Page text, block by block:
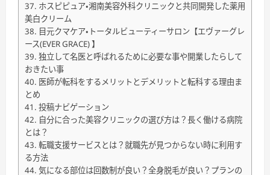
ホスピピュア・湘南美容外科クリニックと共同開発した薬用
美白クリーム
目元クマケア・トータルビューティーサロン【エヴァーグレ
ース(EVER GRACE) 】
独立して名医と呼ばれるために必要な事や開業したらして
おきたい事
医師が転科をするメリットとデメリットと転科する理由ま
とめ
投稿ナビゲーション
自分に合った美容クリニックの選び方は？長く働ける病院
とは？
転職支援サービスとは？就職先が見つからない時に利用す
る方法
気になる部位は回数制が良い？全身脱毛が良い？プランの